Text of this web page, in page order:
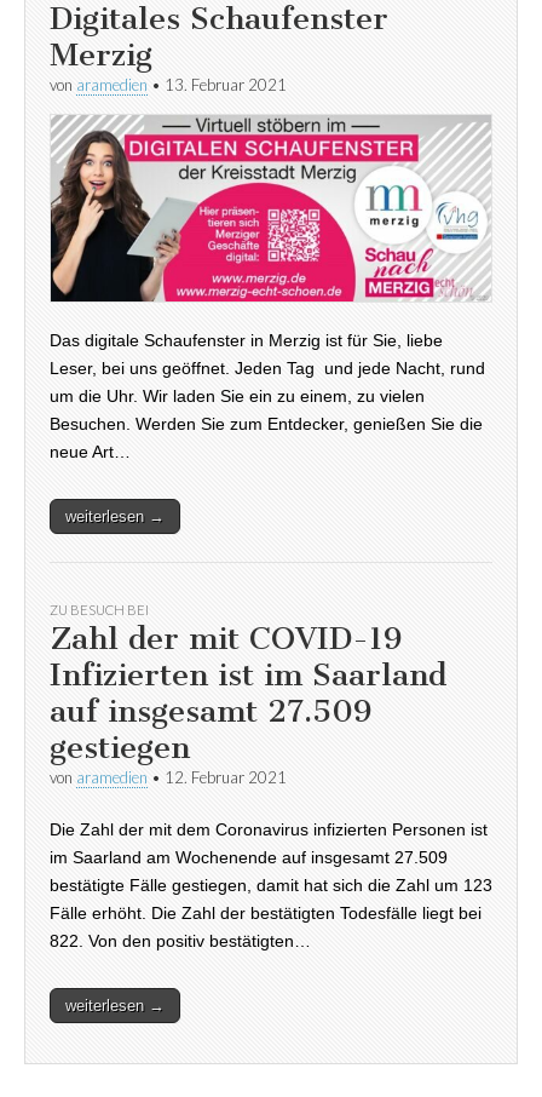
Digitales Schaufenster
Merzig
von aramedien • 13. Februar 2021
Das digitale Schaufenster in Merzig ist für Sie, liebe
Leser, bei uns geöffnet. Jeden Tag und jede Nacht, rund
um die Uhr. Wir laden Sie ein zu einem, zu vielen
Besuchen. Werden Sie zum Entdecker, genießen Sie die
neue Art…
weiterlesen →
ZU BESUCH BEI
Zahl der mit COVID-19
Infizierten ist im Saarland
auf insgesamt 27.509
gestiegen
von aramedien • 12. Februar 2021
Die Zahl der mit dem Coronavirus infizierten Personen ist
im Saarland am Wochenende auf insgesamt 27.509
bestätigte Fälle gestiegen, damit hat sich die Zahl um 123
Fälle erhöht. Die Zahl der bestätigten Todesfälle liegt bei
822. Von den positiv bestätigten…
weiterlesen →